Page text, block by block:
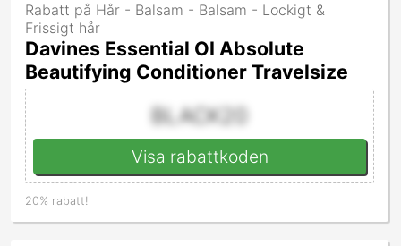
Rabatt på Hår - Balsam - Balsam - Lockigt &
Frissigt hår
Davines Essential OI Absolute
Beautifying Conditioner Travelsize
BLACK20
Visa rabattkoden
20% rabatt!